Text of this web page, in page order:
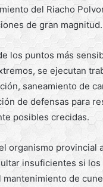
del Riacho
de gran magnitud.
los puntos más
se ejecutan
saneamiento de
de defensas para
posibles crecidas.
organismo provincial
insuficientes si
mantenimiento de